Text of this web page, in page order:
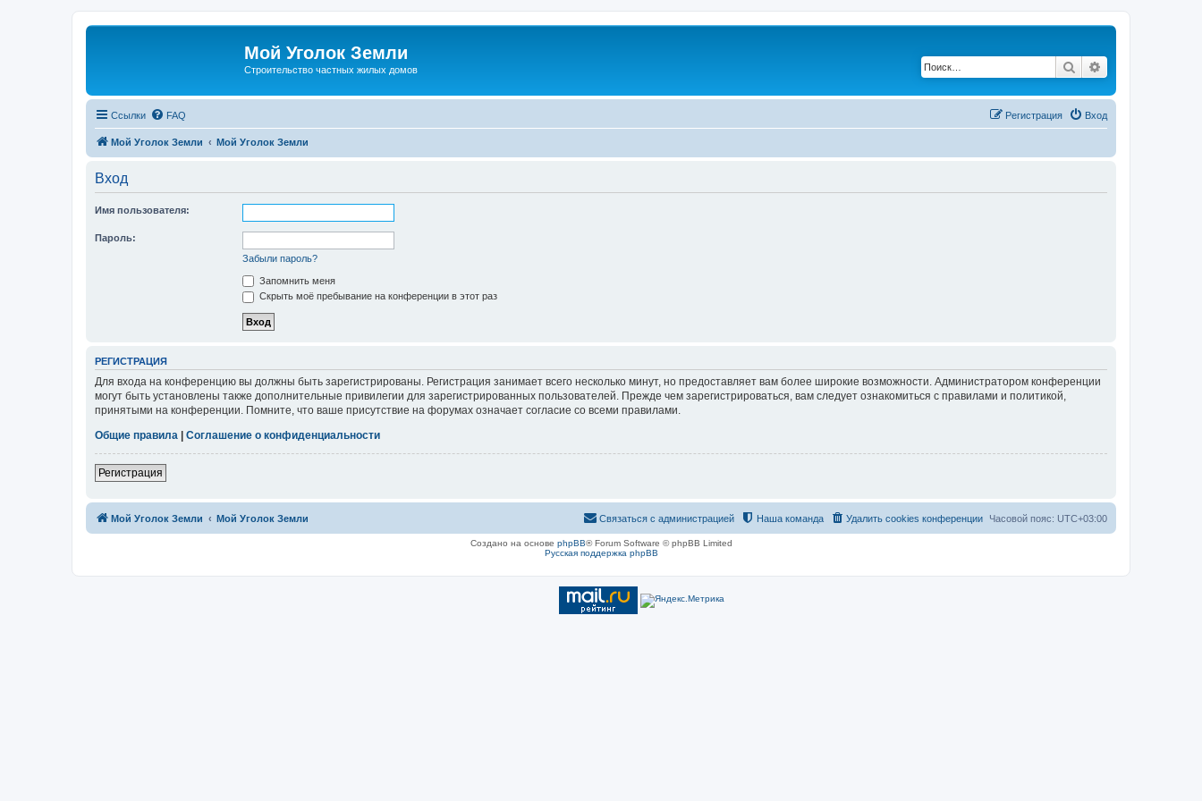
Мой Уголок Земли
Cтроительство частных жилых домов Поиск
Ссылки FAQ Вход
Регистрация
Мой Уголок Земли Мой Уголок Земли
Вход
Имя пользователя:
Пароль:
Забыли пароль?
Запомнить меня
Скрыть моё пребывание на конференции в этот раз
РЕГИСТРАЦИЯ
Для входа на конференцию вы должны быть зарегистрированы. Регистрация занимает всего несколько минут, но предоставляет вам более широкие возможности. Администратором конференции
могут быть установлены также дополнительные привилегии для зарегистрированных пользователей. Прежде чем зарегистрироваться, вам следует ознакомиться с правилами и политикой,
принятыми на конференции. Помните, что ваше присутствие на форумах означает согласие со всеми правилами.
Общие правила
Соглашение о конфиденциальности
Регистрация
Мой Уголок Земли Мой Уголок Земли Часовой пояс: UTC+03:00
Удалить cookies конференции
Наша команда
Связаться с администрацией
Создано на основе phpBB® Forum Software © phpBB Limited
Русская поддержка phpBB